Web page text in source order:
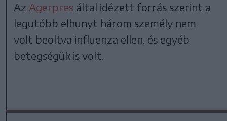
Az Agerpres által idézett forrás szerint a
legutóbb elhunyt három személy nem
volt beoltva influenza ellen, és egyéb
betegségük is volt.